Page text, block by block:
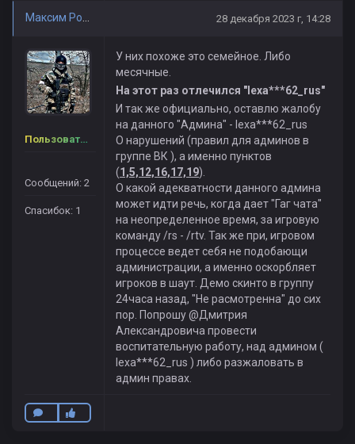
Максим Романенко 28 декабря 2023 г, 14:28
Пользователь
Сообщений: 2
Спасибок: 1
У них похоже это семейное. Либо
месячные.
На этот раз отлечился "lexa***62_rus"
И так же официально, оставлю жалобу
на данного "Админа" - lexa***62_rus
О нарушений (правил для админов в
группе ВК ), а именно пунктов
(1,5,12,16,17,19).
О какой адекватности данного админа
может идти речь, когда дает "Гаг чата"
на неопределенное время, за игровую
команду /rs - /rtv. Так же при, игровом
процессе ведет себя не подобающи
администрации, а именно оскорбляет
игроков в шаут. Демо скинто в группу
24часа назад, "Не расмотренна" до сих
пор. Попрошу @Дмитрия
Александровича провести
воспитательную работу, над админом (
lexa***62_rus ) либо разжаловать в
админ правах.